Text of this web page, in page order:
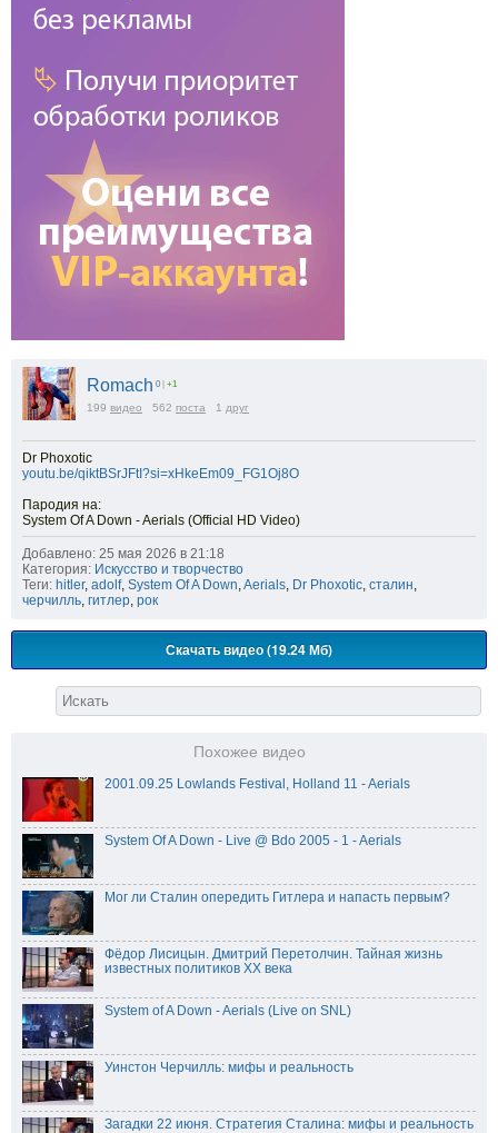
Romach 0 | +1
199 видео 562 поста 1 друг
Dr Phoxotic
youtu.be/qiktBSrJFtI?si=xHkeEm09_FG1Oj8O
Пародия на:
System Of A Down - Aerials (Official HD Video)
Добавлено: 25 мая 2026 в 21:18
Категория: Искусство и творчество
Теги: hitler, adolf, System Of A Down Aerials Dr Phoxotic сталин
черчилль гитлер рок
Скачать видео (19.24 Мб)
Похожее видео
2001.09.25 Lowlands Festival, Holland 11 - Aerials
System Of A Down - Live @ Bdo 2005 - 1 - Aerials
Мог ли Сталин опередить Гитлера и напасть первым?
Фёдор Лисицын. Дмитрий Перетолчин. Тайная жизнь
известных политиков ХХ века
System of A Down - Aerials (Live on SNL)
Уинстон Черчилль: мифы и реальность
Загадки 22 июня. Стратегия Сталина: мифы и реальность